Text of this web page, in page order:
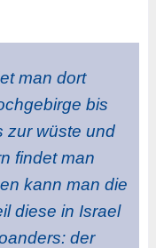
man dort
bis
zur wüste und
findet man
kann man die
diese in Israel
der